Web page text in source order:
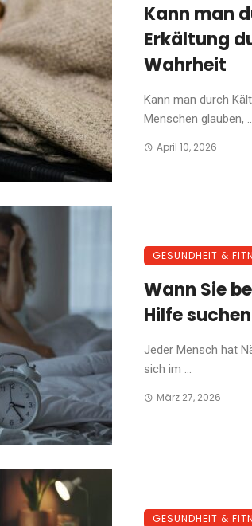
Kann man
Erkältung
Wahrheit
Kann man durch
Menschen glauben,
April 10, 2026
GESUNDHEIT &
Wann Sie
Hilfe
Jeder Mensch hat
sich im ...
März 27, 2026
GESUNDHEIT &